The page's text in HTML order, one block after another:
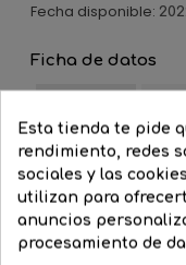
Fecha disponible:
Ficha de datos
cable
Metros
0,5
1
3
5
Esta tienda te pide
rendimiento, redes
sociales y las
utilizan para
anuncios
procesamiento de